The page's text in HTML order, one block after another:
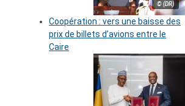
© (DR)
Coopération : vers une baisse des
prix de billets d’avions entre le
Caire